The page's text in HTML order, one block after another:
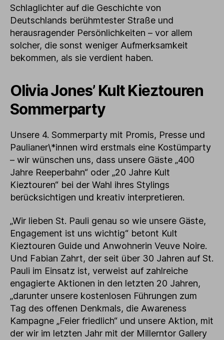
Schlaglichter auf die Geschichte von
Deutschlands berühmtester Straße und
herausragender Persönlichkeiten – vor allem
solcher, die sonst weniger Aufmerksamkeit
bekommen, als sie verdient haben.
Olivia Jones’ Kult Kieztouren
Sommerparty
Unsere 4. Sommerparty mit Promis, Presse und
Paulianer\*innen wird erstmals eine Kostümparty
– wir wünschen uns, dass unsere Gäste „400
Jahre Reeperbahn“ oder „20 Jahre Kult
Kieztouren“ bei der Wahl ihres Stylings
berücksichtigen und kreativ interpretieren.
„Wir lieben St. Pauli genau so wie unsere Gäste,
Engagement ist uns wichtig“ betont Kult
Kieztouren Guide und Anwohnerin Veuve Noire.
Und Fabian Zahrt, der seit über 30 Jahren auf St.
Pauli im Einsatz ist, verweist auf zahlreiche
engagierte Aktionen in den letzten 20 Jahren,
„darunter unsere kostenlosen Führungen zum
Tag des offenen Denkmals, die Awareness
Kampagne „Feier friedlich“ und unsere Aktion, mit
der wir im letzten Jahr mit der Millerntor Gallery